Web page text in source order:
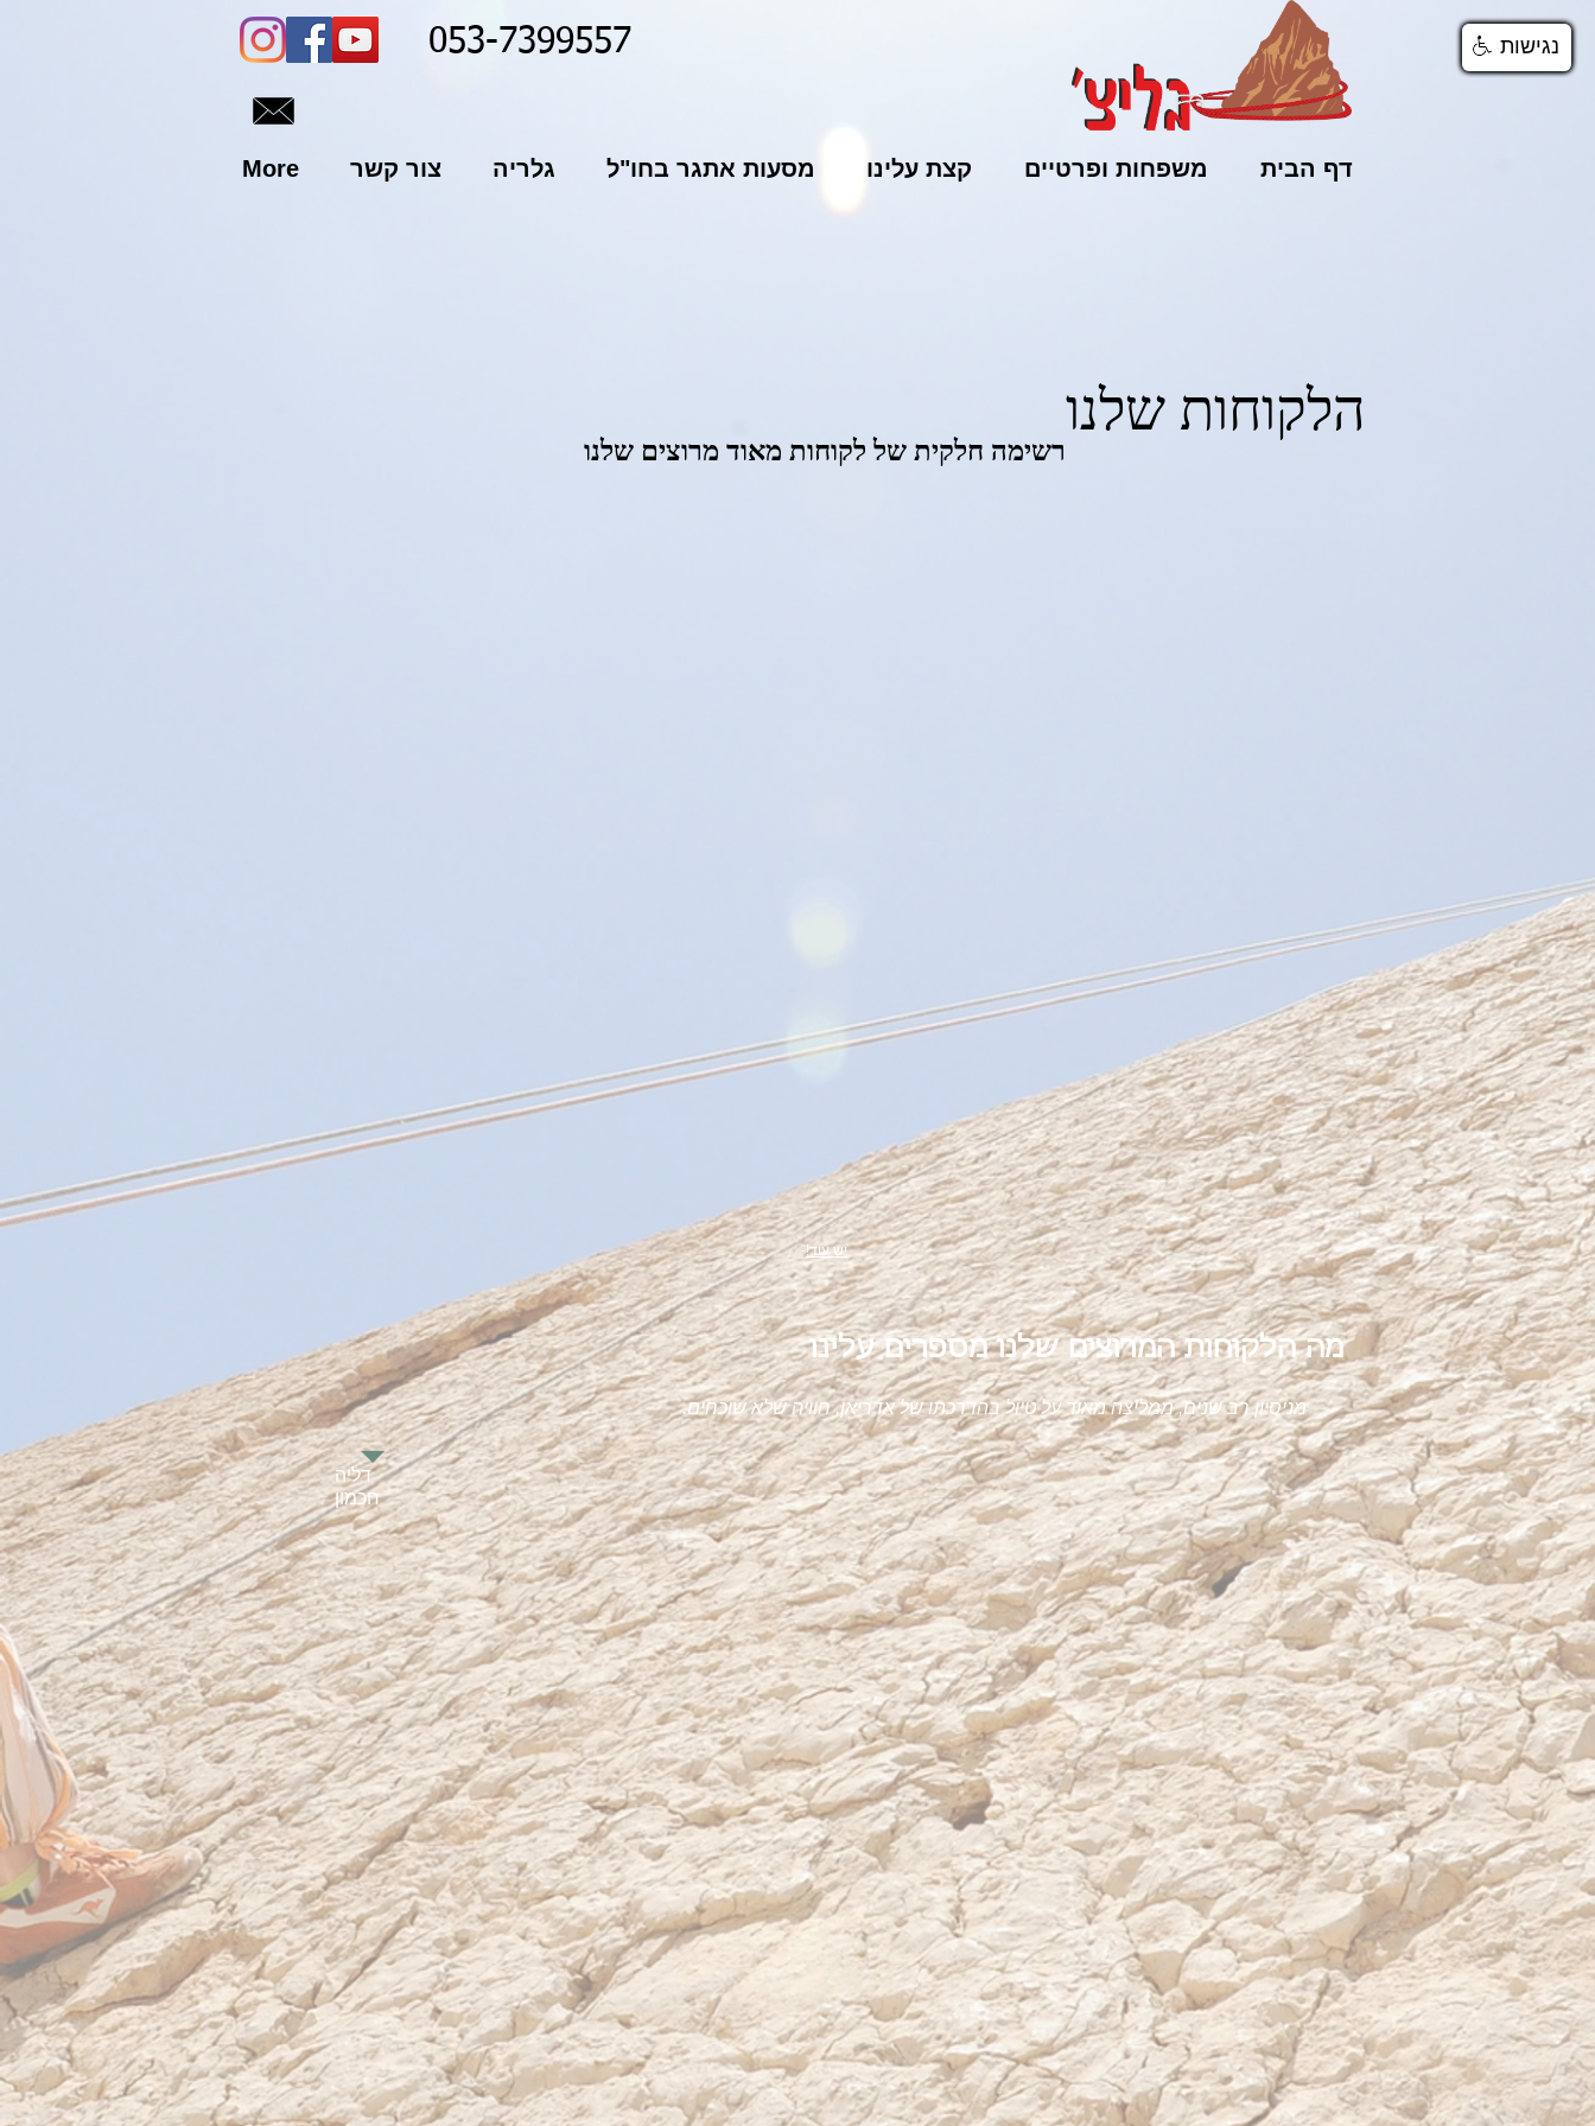
דף הבית משפחות ופרטיים קצת עלינו מסעות אתגר בחו"ל גלריה צור קשר More
053-7399557
הלקוחות שלנו
רשימה חלקית של לקוחות מאוד מרוצים שלנו
!יש עוד
מה הלקוחות המרוצים שלנו מספרים עלינו
מניסיון רב שנים, ממליצה מאוד על טיול בהדרכתו של אדריאן, חוויה שלא שוכחים.
דליה
חכמון
נגישות
נגישות
נגישות